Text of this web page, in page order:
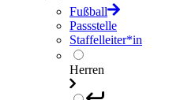
Fußball
Passstelle
Staffelleiter*in
Herren